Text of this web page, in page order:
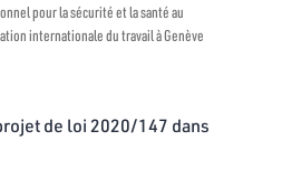
pour la sécurité et la santé au
internationale du travail à Genève
de loi 2020/147 dans